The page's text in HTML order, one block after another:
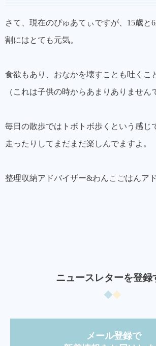
さて、現在のぴゅあてぃですが、15歳と
割にはとても元気。
食欲もあり、おなかを壊すことも吐くこ
（これは子供の時からあまりありません
毎日の散歩ではトボトボ歩くという感じ
走ったりしてまだまだ楽しんでますよ。
整理収納アドバイザー&わんこごはん
ニュースレターを登録
メール登録で